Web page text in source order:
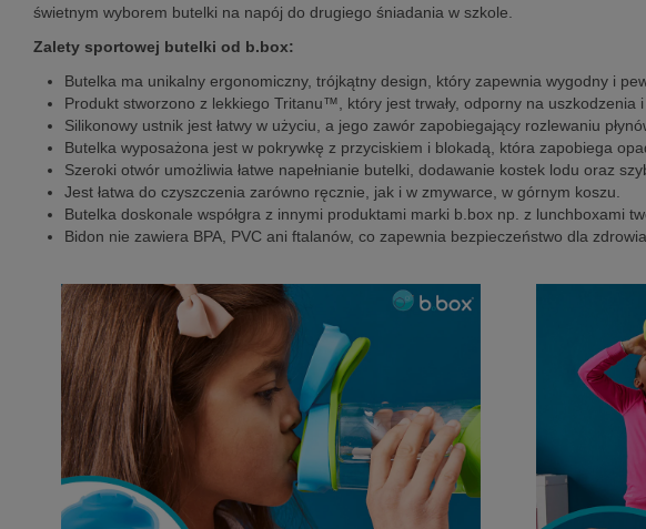
świetnym wyborem butelki na napój do drugiego śniadania w szkole.
Zalety sportowej butelki od b.box:
Butelka ma unikalny ergonomiczny, trójkątny design, który zapewnia wygodny i
Produkt stworzono z lekkiego Tritanu™, który jest trwały, odporny na uszkodzenia
Silikonowy ustnik jest łatwy w użyciu, a jego zawór zapobiegający rozlewaniu
Butelka wyposażona jest w pokrywkę z przyciskiem i blokadą, która zapobiega
Szeroki otwór umożliwia łatwe napełnianie butelki, dodawanie kostek lodu oraz
Jest łatwa do czyszczenia zarówno ręcznie, jak i w zmywarce, w górnym koszu.
Butelka doskonale współgra z innymi produktami marki b.box np. z lunchboxami
Bidon nie zawiera BPA, PVC ani ftalanów, co zapewnia bezpieczeństwo dla zdrowia